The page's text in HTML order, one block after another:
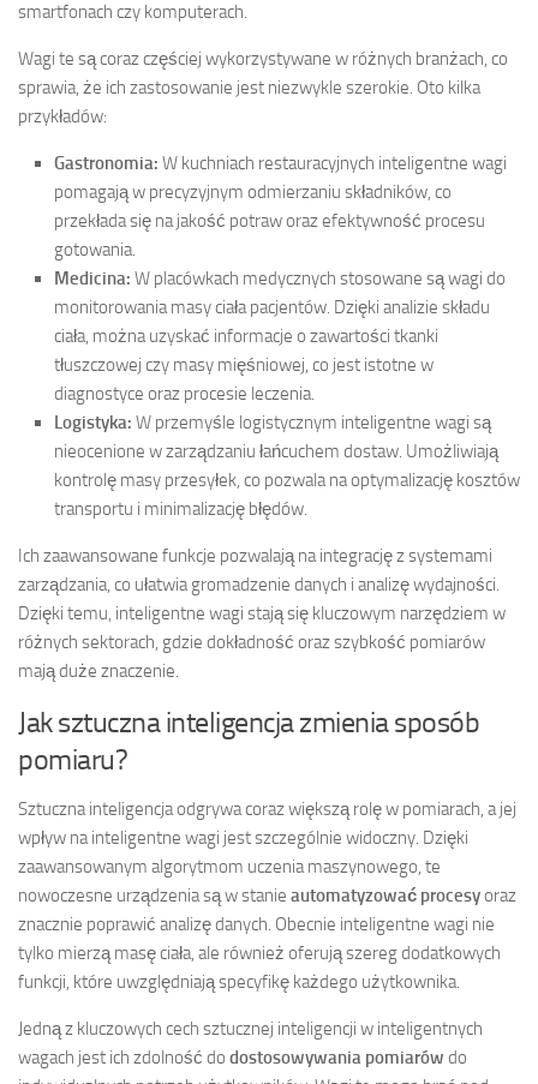
smartfonach czy komputerach.
Wagi te są coraz częściej wykorzystywane w różnych branżach, co
sprawia, że ich zastosowanie jest niezwykle szerokie. Oto kilka
przykładów:
Gastronomia: W kuchniach restauracyjnych inteligentne wagi
pomagają w precyzyjnym odmierzaniu składników, co
przekłada się na jakość potraw oraz efektywność procesu
gotowania.
Medicina: W placówkach medycznych stosowane są wagi do
monitorowania masy ciała pacjentów. Dzięki analizie składu
ciała, można uzyskać informacje o zawartości tkanki
tłuszczowej czy masy mięśniowej, co jest istotne w
diagnostyce oraz procesie leczenia.
Logistyka: W przemyśle logistycznym inteligentne wagi są
nieocenione w zarządzaniu łańcuchem dostaw. Umożliwiają
kontrolę masy przesyłek, co pozwala na optymalizację kosztów
transportu i minimalizację błędów.
Ich zaawansowane funkcje pozwalają na integrację z systemami
zarządzania, co ułatwia gromadzenie danych i analizę wydajności.
Dzięki temu, inteligentne wagi stają się kluczowym narzędziem w
różnych sektorach, gdzie dokładność oraz szybkość pomiarów
mają duże znaczenie.
Jak sztuczna inteligencja zmienia sposób
pomiaru?
Sztuczna inteligencja odgrywa coraz większą rolę w pomiarach, a jej
wpływ na inteligentne wagi jest szczególnie widoczny. Dzięki
zaawansowanym algorytmom uczenia maszynowego, te
nowoczesne urządzenia są w stanie automatyzować procesyoraz
znacznie poprawić analizę danych. Obecnie inteligentne wagi nie
tylko mierzą masę ciała, ale również oferują szereg dodatkowych
funkcji, które uwzględniają specyfikę każdego użytkownika.
Jedną z kluczowych cech sztucznej inteligencji w inteligentnych
wagach jest ich zdolność do dostosowywania pomiarów do